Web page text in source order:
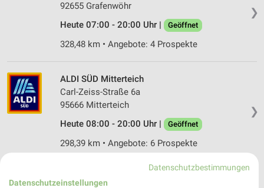
❯
92655 Grafenwöhr
Heute 07:00 - 20:00 Uhr |
Geöffnet
328,48 km • Angebote: 4 Prospekte
❯
ALDI SÜD Mitterteich
Carl-Zeiss-Straße 6a
95666 Mitterteich
Heute 08:00 - 20:00 Uhr |
Geöffnet
298,39 km • Angebote: 6 Prospekte
Netto Marken-Discount Brand
Datenschutzbestimmungen
Datenschutzeinstellungen